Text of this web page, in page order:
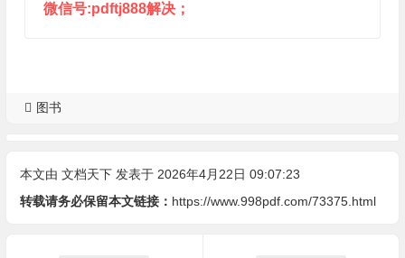
微信号:pdftj888解决；
图书
本文由 文档天下发表于 2026年4月22日 09:07:23
转载请务必保留本文链接： https://www.998pdf.com/73375.html